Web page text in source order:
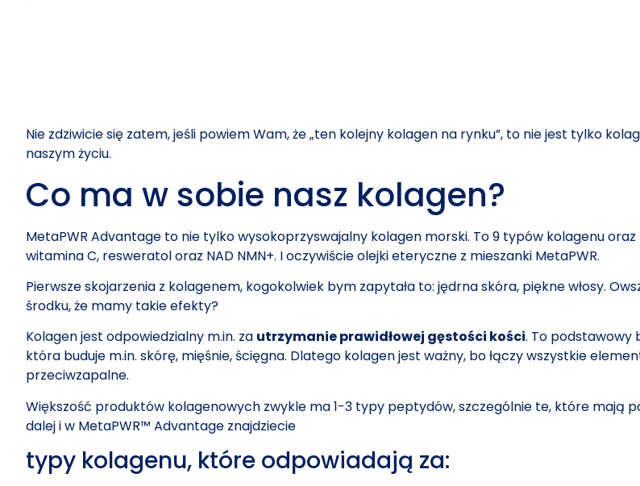
Nie zdziwicie się zatem, jeśli powiem Wam, że „ten kolejny kolagen na rynku”, to nie jest tylko
naszym życiu.
Co ma w sobie nasz kolagen?
MetaPWR Advantage to nie tylko wysokoprzyswajalny kolagen morski. To 9 typów kolagenu
witamina C, resweratol oraz NAD NMN+. I oczywiście olejki eteryczne z mieszanki MetaPWR.
Pierwsze skojarzenia z kolagenem, kogokolwiek bym zapytała to: jędrna skóra, piękne włosy.
środku, że mamy takie efekty?
Kolagen jest odpowiedzialny m.in. za utrzymanie prawidłowej gęstości kości. To podstawowy
która buduje m.in. skórę, mięśnie, ścięgna. Dlatego kolagen jest ważny, bo łączy wszystkie
przeciwzapalne.
Większość produktów kolagenowych zwykle ma 1-3 typy peptydów, szczególnie te, które mają
dalej i w MetaPWR™ Advantage znajdziecie
typy kolagenu, które odpowiadają za: